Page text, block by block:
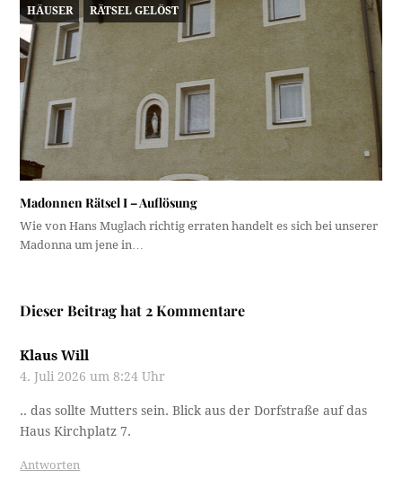
HÄUSER RÄTSEL GELÖST
Madonnen Rätsel I – Auflösung
Wie von Hans Muglach richtig erraten handelt es sich bei unserer
Madonna um jene in…
Dieser Beitrag hat 2 Kommentare
Klaus Will
4. Juli 2026 um 8:24 Uhr
.. das sollte Mutters sein. Blick aus der Dorfstraße auf das
Haus Kirchplatz 7.
Antworten